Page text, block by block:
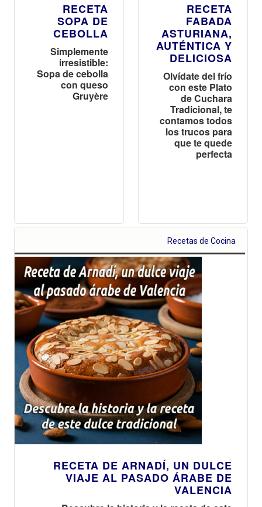
RECETA
SOPA DE
CEBOLLA
Simplemente
irresistible:
Sopa de cebolla
con queso
Gruyère
RECETA
FABADA
ASTURIANA,
AUTÉNTICA Y
DELICIOSA
Olvídate del frío
con este Plato
de Cuchara
Tradicional, te
contamos todos
los trucos para
que te quede
perfecta
Recetas de Cocina
RECETA DE ARNADÍ, UN DULCE
VIAJE AL PASADO ÁRABE DE
VALENCIA